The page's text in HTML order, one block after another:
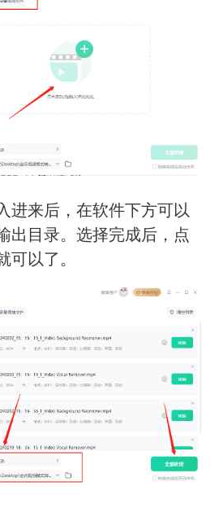
进来后，在软件下方可以
出目录。选择完成后，点
可以了。